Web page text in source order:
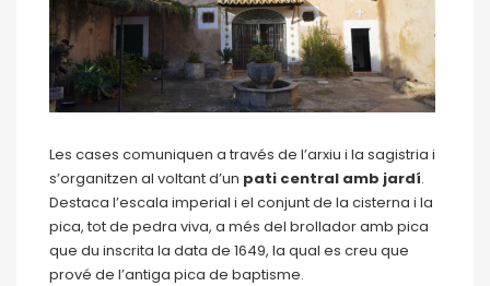
Les cases comuniquen a través de l’arxiu i la sagistria i
s’organitzen al voltant d’un pati central amb jardí.
Destaca l’escala imperial i el conjunt de la cisterna i la
pica, tot de pedra viva, a més del brollador amb pica
que du inscrita la data de 1649, la qual es creu que
prové de l’antiga pica de baptisme.